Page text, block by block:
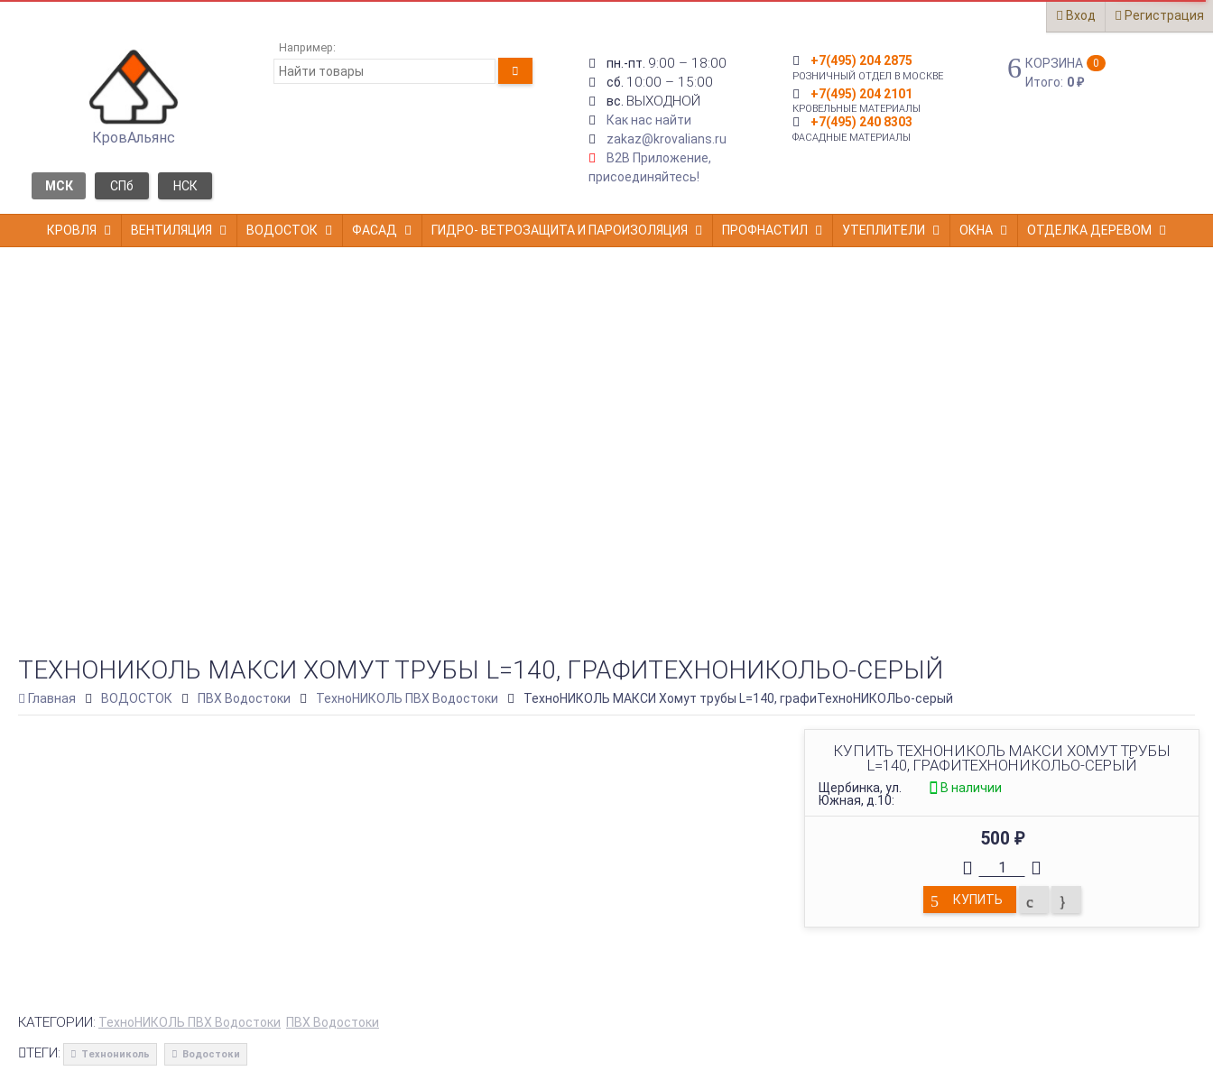
Вход Регистрация
КровАльянс
МСК СПб НСК
Например:
пн.-пт. 9:00 – 18:00
сб. 10:00 – 15:00
вс. ВЫХОДНОЙ
Как нас найти
zakaz@krovalians.ru
B2B Приложение,
присоединяйтесь!
+7(495) 204 2875
РОЗНИЧНЫЙ ОТДЕЛ В МОСКВЕ
+7(495) 204 2101
КРОВЕЛЬНЫЕ МАТЕРИАЛЫ
+7(495) 240 8303
ФАСАДНЫЕ МАТЕРИАЛЫ
КОРЗИНА 0
Итого: 0₽
КРОВЛЯ ВЕНТИЛЯЦИЯ ВОДОСТОК ФАСАД ГИДРО- ВЕТРОЗАЩИТА И ПАРОИЗОЛЯЦИЯ ПРОФНАСТИЛ УТЕПЛИТЕЛИ ОКНА ОТДЕЛКА ДЕРЕВОМ
ТЕХНОНИКОЛЬ МАКСИ ХОМУТ ТРУБЫ L=140, ГРАФИТЕХНОНИКОЛЬО-СЕРЫЙ
Главная ВОДОСТОК ПВХ Водостоки ТехноНИКОЛЬ ПВХ Водостоки ТехноНИКОЛЬ МАКСИ Хомут трубы L=140, графиТехноНИКОЛЬо-серый
КУПИТЬ ТЕХНОНИКОЛЬ МАКСИ ХОМУТ ТРУБЫ
L=140, ГРАФИТЕХНОНИКОЛЬО-СЕРЫЙ
Щербинка, ул.
Южная, д.10:
В наличии
500 ₽
КУПИТЬ
КАТЕГОРИИ: ТехноНИКОЛЬ ПВХ Водостоки ПВХ Водостоки
ТЕГИ: Технониколь Водостоки